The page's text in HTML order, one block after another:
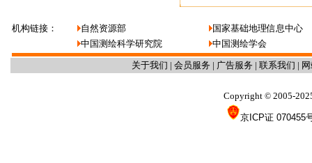
机构链接： 自然资源部
国家基础地理信息中心
中国测绘科学研究院
中国测绘学会
关于我们 | 会员服务 | 广告服务 | 联系我们 |
Copyright © 2005-
京ICP证 070455